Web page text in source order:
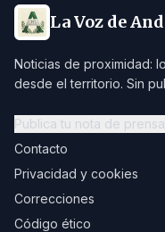
La Voz de
Noticias de proximidad:
desde el territorio. Sin
Publica tu nota de prensa
Contacto
Privacidad y cookies
Correcciones
Código ético